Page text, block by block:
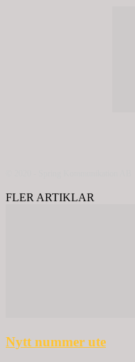
FLER ARTIKLAR
Nytt nummer ute